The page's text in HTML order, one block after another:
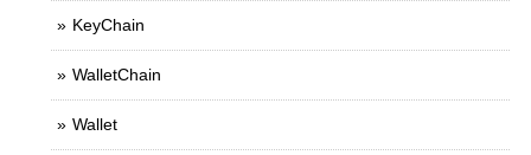
KeyChain
WalletChain
Wallet